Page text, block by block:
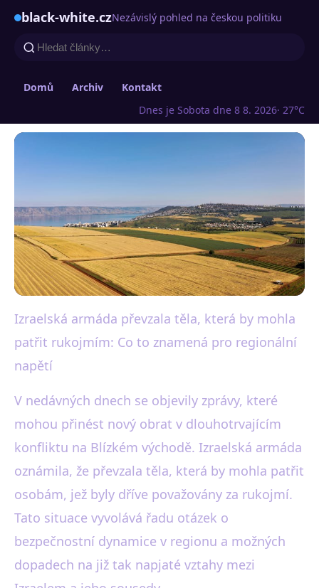
black-white.czNezávislý pohled na českou politiku
Domů Archiv
Kontakt
Dnes je Sobota dne 8 8. 2026· 27°C
black-white.cz
Izrael převzal těla možných
rukojmí: Důsledky pro
regionální napětí
15. 10. 2025 · 3 min čtení · Autor: Karel Černý
Izraelská armáda převzala těla, která by mohla
patřit rukojmím: Co to znamená pro regionální
napětí
V nedávných dnech se objevily zprávy, které
mohou přinést nový obrat v dlouhotrvajícím
konfliktu na Blízkém východě. Izraelská armáda
oznámila, že převzala těla, která by mohla patřit
osobám, jež byly dříve považovány za rukojmí.
Tato situace vyvolává řadu otázek o
bezpečnostní dynamice v regionu a možných
dopadech na již tak napjaté vztahy mezi